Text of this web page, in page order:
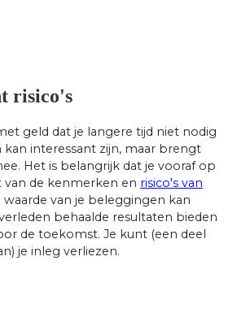
risico's
geld dat je langere tijd niet nodig
interessant zijn, maar brengt
Het is belangrijk dat je vooraf op
de kenmerken en risico's van
waarde van je beleggingen kan
behaalde resultaten bieden
de toekomst. Je kunt (een deel
je inleg verliezen.